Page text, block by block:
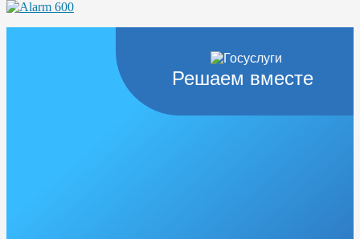
Решаем вместе